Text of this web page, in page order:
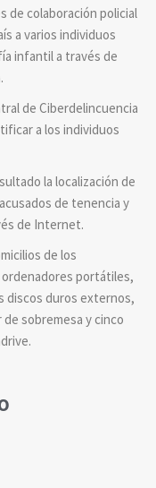
de colaboración policial
a varios individuos
infantil a través de
de Ciberdelincuencia
a los individuos
la localización de
de tenencia y
de Internet.
de los
portátiles,
discos duros externos,
sobremesa y cinco